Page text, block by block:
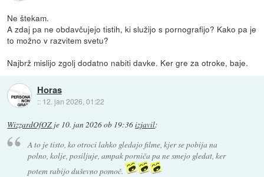
Ne štekam.
A zdaj pa ne obdavčujejo tistih, ki služijo s pornografijo? Kako pa je
to možno v razvitem svetu?
Najbrž mislijo zgolj dodatno nabiti davke. Ker gre za otroke, baje.
Horas
:: 12. jan 2026, 01:22
WizzardOfOZ je 10. jan 2026 ob 19:36izjavil:
A to je tisto, ko otroci lahko gledajo filme, kjer se pobija na
polno, kolje, posiljuje, ampak porniča pa ne smejo gledat, ker
potem rabijo duševno pomoč.